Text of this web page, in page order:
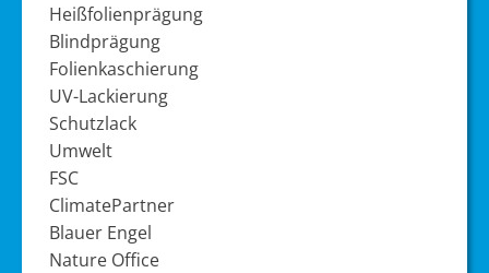
Heißfolienprägung
Blindprägung
Folienkaschierung
UV-Lackierung
Schutzlack
Umwelt
FSC
ClimatePartner
Blauer Engel
Nature Office